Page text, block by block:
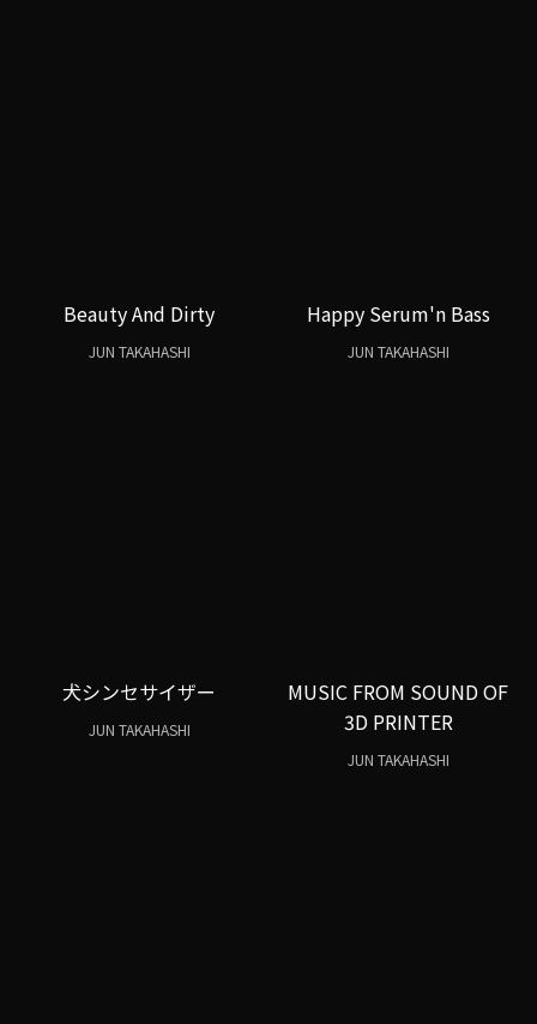
Beauty And Dirty
JUN TAKAHASHI
Happy Serum'n Bass
JUN TAKAHASHI
犬シンセサイザー
JUN TAKAHASHI
MUSIC FROM SOUND OF
3D PRINTER
JUN TAKAHASHI